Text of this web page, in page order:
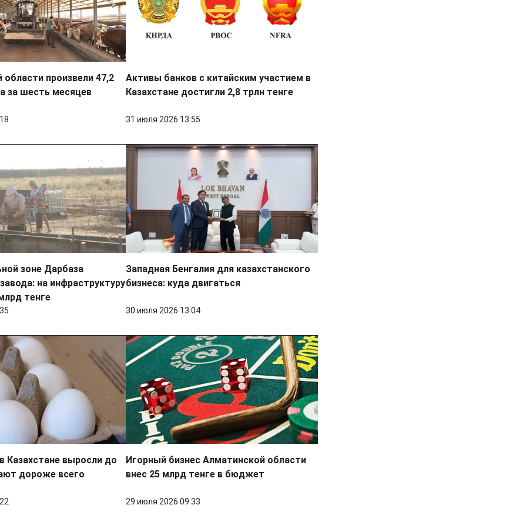
произвели 47,2
за шесть месяцев
Активы банков с китайским участием в
Казахстане достигли 2,8 трлн тенге
31 июля 2026 13:55
зоне Дарбаза
на инфраструктуру
тенге
Западная Бенгалия для казахстанского
бизнеса: куда двигаться
30 июля 2026 13:04
Казахстане выросли до
дороже всего
Игорный бизнес Алматинской области
внес 25 млрд тенге в бюджет
29 июля 2026 09:33